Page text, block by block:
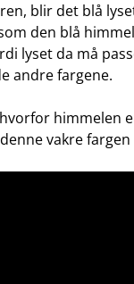
blir ⁣det blå
den blå
lyset ⁢da må
andre fargene.
himmelen
vakre​